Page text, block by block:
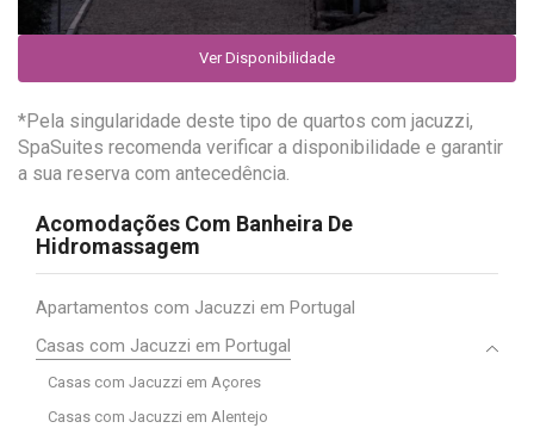
Ver Disponibilidade
*Pela singularidade deste tipo de quartos com jacuzzi,
SpaSuites recomenda verificar a disponibilidade e garantir
a sua reserva com antecedência.
Acomodações Com Banheira De
Hidromassagem
Apartamentos com Jacuzzi em Portugal
Casas com Jacuzzi em Portugal
Casas com Jacuzzi em Açores
Casas com Jacuzzi em Alentejo